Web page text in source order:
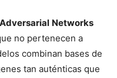
Adversarial Networks
no pertenecen a
combinan bases de
tan auténticas que